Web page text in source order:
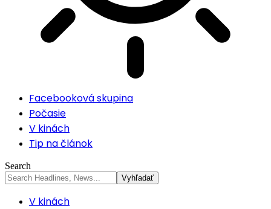
Facebooková skupina
Počasie
V kinách
Tip na článok
Search
V kinách